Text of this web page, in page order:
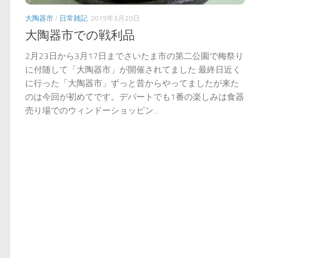
大陶器市/ 日常雑記 2019年3月20日
大陶器市での戦利品
2月23日から3月17日までさいたま市の第二公園で梅祭り
に付随して「大陶器市」が開催されてました 最終日近く
に行った「大陶器市」ずっと昔からやってましたが来た
のは今回が初めてです。デパートでも1番の楽しみは食器
売り場でのウィンドーショッピン...